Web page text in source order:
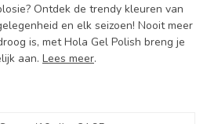
Ontdek de trendy kleuren van
en elk seizoen! Nooit meer
is, met Hola Gel Polish breng je
aan. Lees meer.